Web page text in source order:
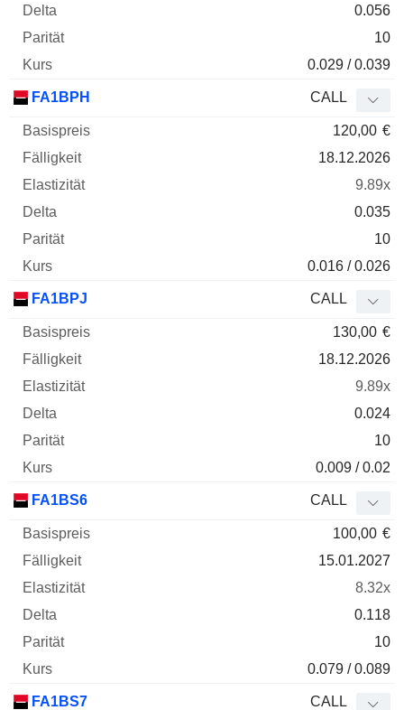
0.056
10
0.029 / 0.039
FA1BPH CALL
120,00 €
18.12.2026
9.89x
0.035
10
0.016 / 0.026
FA1BPJ CALL
130,00 €
18.12.2026
9.89x
0.024
10
0.009 / 0.02
FA1BS6 CALL
100,00 €
15.01.2027
8.32x
0.118
10
0.079 / 0.089
FA1BS7 CALL